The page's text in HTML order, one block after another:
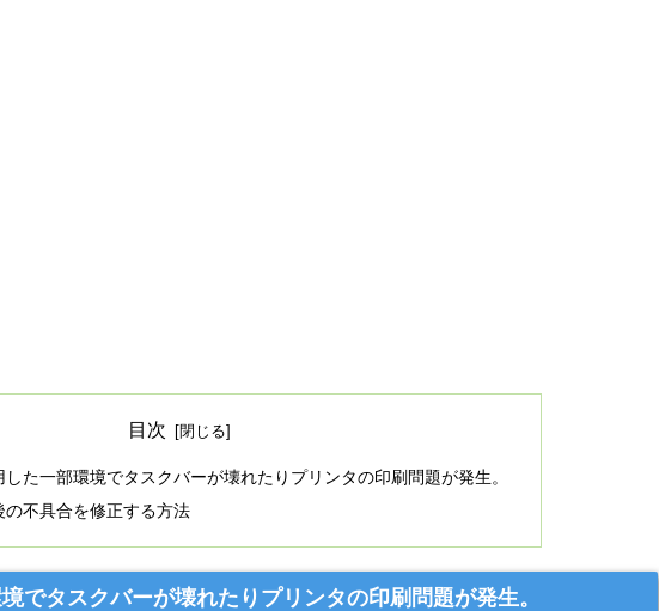
目次
た一部環境でタスクバーが壊れたりプリンタの印刷問題が発生。
不具合を修正する方法
でタスクバーが壊れたりプリンタの印刷問題が発生。